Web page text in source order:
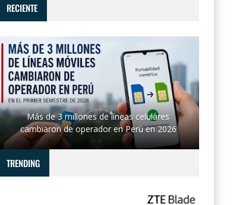
RECIENTE
Más de 3 millones de líneas celulares
cambiaron de operador en Perú en 2026
TRENDING